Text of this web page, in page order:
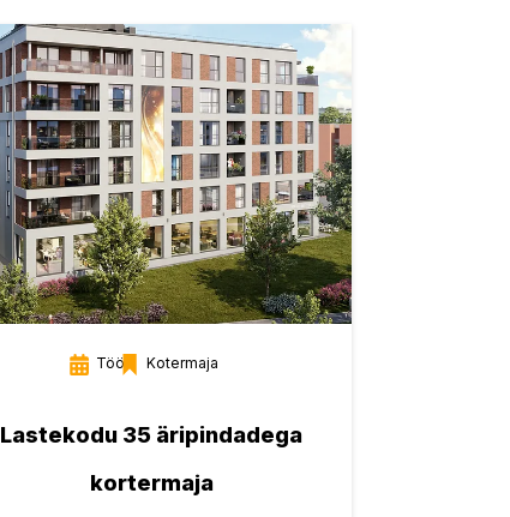
Töös Kotermaja
Lastekodu 35 äripindadega
kortermaja